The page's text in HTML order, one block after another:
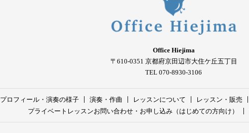
Office Hiejima
〒610-0351 京都府京田辺市大住ケ丘五丁目
TEL 070-8930-3106
プロフィール・演奏の様子 演奏・作曲 レッスンについて レッスン・販売
プライベートレッスンお問い合わせ・お申し込み（はじめての方向け）